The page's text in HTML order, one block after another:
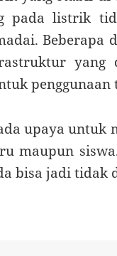
pada listrik
Beberapa
penggunaan
upaya
maupun
bisa jadi tidak